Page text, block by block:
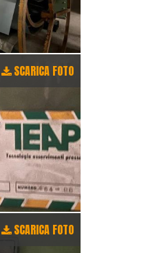
SCARICA FOTO
SCARICA FOTO